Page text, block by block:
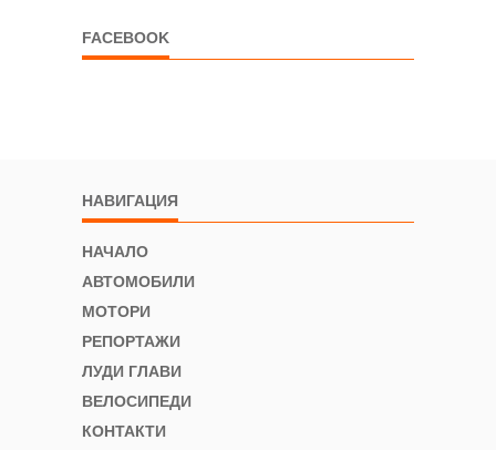
FACEBOOK
НАВИГАЦИЯ
НАЧАЛО
АВТОМОБИЛИ
МОТОРИ
РЕПОРТАЖИ
ЛУДИ ГЛАВИ
ВЕЛОСИПЕДИ
КОНТАКТИ